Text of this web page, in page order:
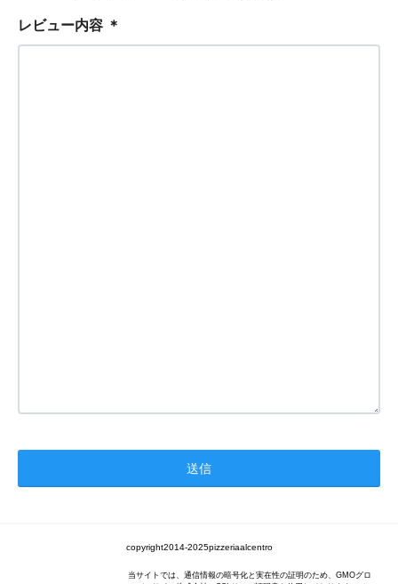
レビュー内容 ＊
copyright2014-2025pizzeriaalcentro
当サイトでは、通信情報の暗号化と実在性の証明のため、GMOグロ